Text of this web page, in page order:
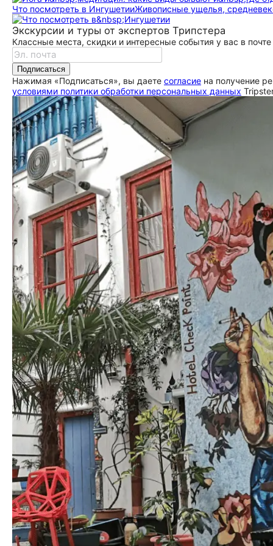
Что посмотреть в ИнгушетииЖивописные ущелья,
Экскурсии и туры от экспертов Трипстера
Классные места, скидки и интересные события у вас в почте
Подписаться
Нажимая «Подписаться», вы даете согласие на получение
условиями политики обработки персональных данных